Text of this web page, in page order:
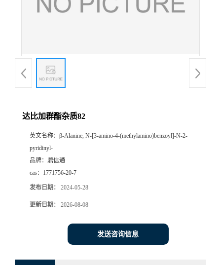
达比加群酯杂质82
英文名称： β-Alanine, N-[3-amino-4-(methylamino)benzoyl]-N-2-
pyridinyl-
品牌： 鼎信通
cas： 1771756-20-7
发布日期： 2024-05-28
更新日期： 2026-08-08
发送咨询信息